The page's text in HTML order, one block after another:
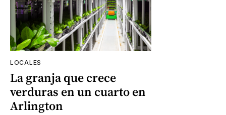
LOCALES
La granja que crece
verduras en un cuarto en
Arlington